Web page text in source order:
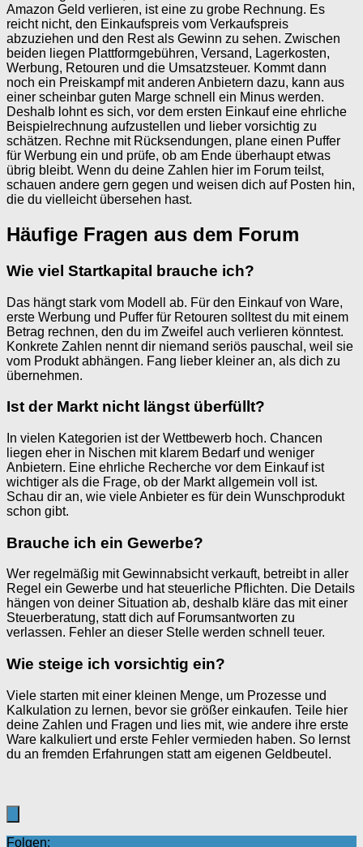
Amazon Geld verlieren, ist eine zu grobe Rechnung. Es
reicht nicht, den Einkaufspreis vom Verkaufspreis
abzuziehen und den Rest als Gewinn zu sehen. Zwischen
beiden liegen Plattformgebühren, Versand, Lagerkosten,
Werbung, Retouren und die Umsatzsteuer. Kommt dann
noch ein Preiskampf mit anderen Anbietern dazu, kann aus
einer scheinbar guten Marge schnell ein Minus werden.
Deshalb lohnt es sich, vor dem ersten Einkauf eine ehrliche
Beispielrechnung aufzustellen und lieber vorsichtig zu
schätzen. Rechne mit Rücksendungen, plane einen Puffer
für Werbung ein und prüfe, ob am Ende überhaupt etwas
übrig bleibt. Wenn du deine Zahlen hier im Forum teilst,
schauen andere gern gegen und weisen dich auf Posten hin,
die du vielleicht übersehen hast.
Häufige Fragen aus dem Forum
Wie viel Startkapital brauche ich?
Das hängt stark vom Modell ab. Für den Einkauf von Ware,
erste Werbung und Puffer für Retouren solltest du mit einem
Betrag rechnen, den du im Zweifel auch verlieren könntest.
Konkrete Zahlen nennt dir niemand seriös pauschal, weil sie
vom Produkt abhängen. Fang lieber kleiner an, als dich zu
übernehmen.
Ist der Markt nicht längst überfüllt?
In vielen Kategorien ist der Wettbewerb hoch. Chancen
liegen eher in Nischen mit klarem Bedarf und weniger
Anbietern. Eine ehrliche Recherche vor dem Einkauf ist
wichtiger als die Frage, ob der Markt allgemein voll ist.
Schau dir an, wie viele Anbieter es für dein Wunschprodukt
schon gibt.
Brauche ich ein Gewerbe?
Wer regelmäßig mit Gewinnabsicht verkauft, betreibt in aller
Regel ein Gewerbe und hat steuerliche Pflichten. Die Details
hängen von deiner Situation ab, deshalb kläre das mit einer
Steuerberatung, statt dich auf Forumsantworten zu
verlassen. Fehler an dieser Stelle werden schnell teuer.
Wie steige ich vorsichtig ein?
Viele starten mit einer kleinen Menge, um Prozesse und
Kalkulation zu lernen, bevor sie größer einkaufen. Teile hier
deine Zahlen und Fragen und lies mit, wie andere ihre erste
Ware kalkuliert und erste Fehler vermieden haben. So lernst
du an fremden Erfahrungen statt am eigenen Geldbeutel.
Folgen: